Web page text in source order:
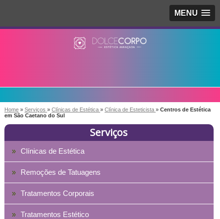
MENU
Home » Serviços » Clínicas de Estética » Clínica de Esteticista » Centros de Estética
em São Caetano do Sul
Serviços
Clínicas de Estética
Remoções de Tatuagens
Tratamentos Corporais
Tratamentos Estético